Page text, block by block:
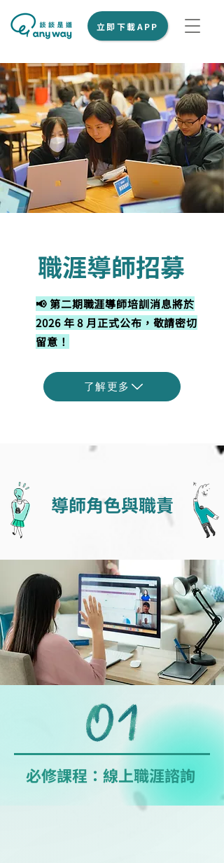
立即下載APP
職涯導師招募
📢 第二期職涯導師培訓消息將於
2026 年 8 月正式公布，敬請密切
留意！
了解更多
培訓
誠，歡迎加入《anyway 談談是
道》導師團隊。讓我們結合文字與
科技的力量，陪伴年輕人規劃未
來，同渡職場的起跌與苦樂。
導師角色與職責
必修課程：線上職涯諮詢